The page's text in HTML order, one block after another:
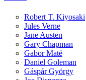
Robert T. Kiyosaki
Jules Verne
Jane Austen
Gary Chapman
Gabor Maté
Daniel Goleman
Gáspár György